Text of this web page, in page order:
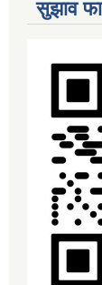
सुझाव